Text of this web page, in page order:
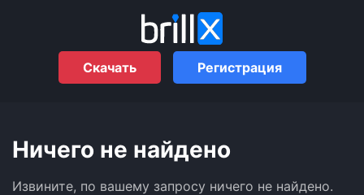
Скачать Регистрация
Ничего не найдено
Извините, по вашему запросу ничего не найдено.